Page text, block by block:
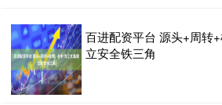
百进配资平台 源头+周转
立安全铁三角